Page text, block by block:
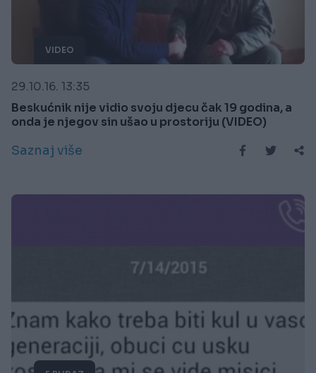
VIDEO
29.10.16. 13:35
Beskućnik nije vidio svoju djecu čak 19 godina, a
onda je njegov sin ušao u prostoriju (VIDEO)
Saznaj više